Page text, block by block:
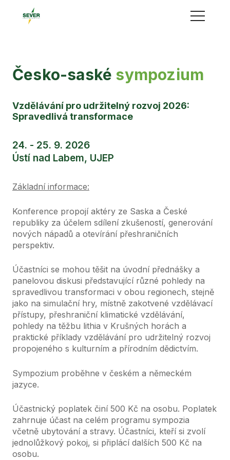
Menu
Česko-saské sympozium
Vzdělávání pro udržitelný rozvoj 2026:
Spravedlivá transformace
24. - 25. 9. 2026
Ústí nad Labem, UJEP
Základní informace:
Konference propojí aktéry ze Saska a České
republiky za účelem sdílení zkušeností, generování
nových nápadů a otevírání přeshraničních
perspektiv.
Účastníci se mohou těšit na úvodní přednášky a
panelovou diskusi představující různé pohledy na
spravedlivou transformaci v obou regionech, stejně
jako na simulační hry, místně zakotvené vzdělávací
přístupy, přeshraniční klimatické vzdělávání,
pohledy na těžbu lithia v Krušných horách a
praktické příklady vzdělávání pro udržitelný rozvoj
propojeného s kulturním a přírodním dědictvím.
Sympozium proběhne v českém a německém
jazyce.
Účastnický poplatek činí 500 Kč na osobu. Poplatek
zahrnuje účast na celém programu sympozia
včetně ubytování a stravy. Účastníci, kteří si zvolí
jednolůžkový pokoj, si připlácí dalších 500 Kč na
osobu.